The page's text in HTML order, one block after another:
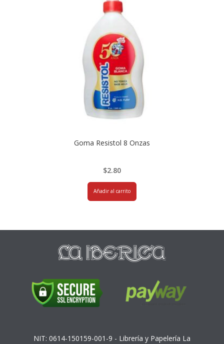
Goma Resistol 8 Onzas
$2.80
Añadir al carrito
NIT: 0614-150159-001-9 - Librería y Papelería La